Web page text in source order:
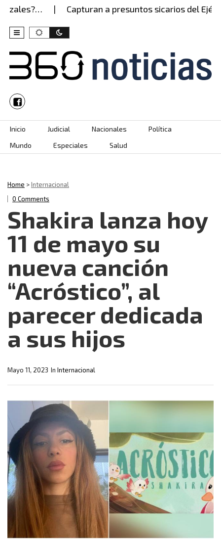
Capturan a presuntos sicarios del
Skip to content
Inicio Judicial Nacionales
Política
Mundo
Especiales Salud
Home >Internacional
0 Comments
Shakira lanza hoy
11 de mayo su
nueva canción
“Acróstico”, al
parecer dedicada
a sus hijos
In Internacional
Mayo 11, 2023